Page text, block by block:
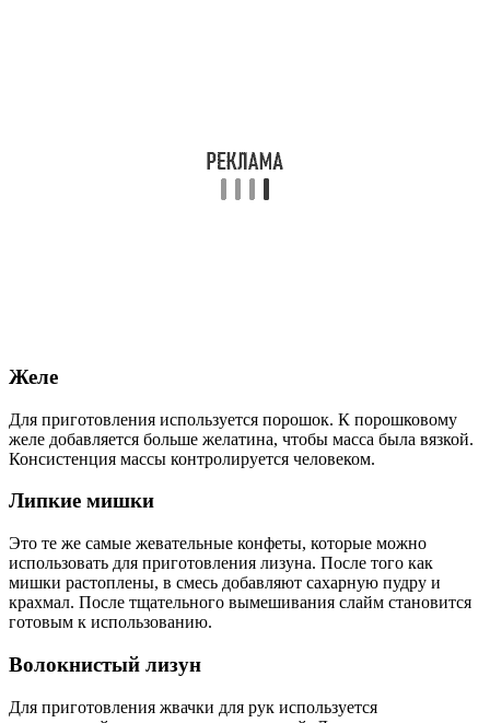
Желе
Для приготовления используется порошок. К порошковому
желе добавляется больше желатина, чтобы масса была вязкой.
Консистенция массы контролируется человеком.
Липкие мишки
Это те же самые жевательные конфеты, которые можно
использовать для приготовления лизуна. После того как
мишки растоплены, в смесь добавляют сахарную пудру и
крахмал. После тщательного вымешивания слайм становится
готовым к использованию.
Волокнистый лизун
Для приготовления жвачки для рук используется